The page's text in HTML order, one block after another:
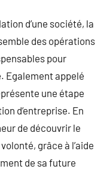
d’une société, la
des opérations
pour
Egalement appelé
une étape
d’entreprise. En
de découvrir le
grâce à l’aide
de sa future